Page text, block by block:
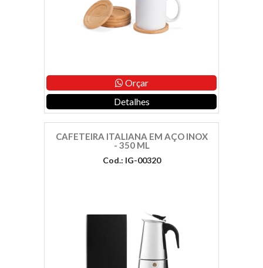
Orçar
Detalhes
CAFETEIRA ITALIANA EM AÇO INOX
- 350 ML
Cod.: IG-00320